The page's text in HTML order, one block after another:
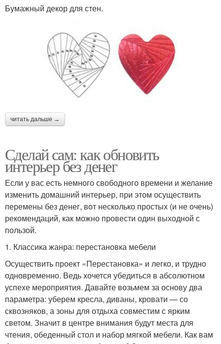
Бумажный декор для стен.
читать дальше →
Сделай сам: как обновить
интерьер без денег
Если у вас есть немного свободного времени и желание
изменить домашний интерьер, при этом осуществить
перемены без денег, вот несколько простых (и не очень)
рекомендаций, как можно провести один выходной с
пользой.
1. Классика жанра: перестановка мебели
Осуществить проект «Перестановка» и легко, и трудно
одновременно. Ведь хочется убедиться в абсолютном
успехе мероприятия. Давайте возьмем за основу два
параметра: уберем кресла, диваны, кровати — со
сквозняков, а зоны для отдыха совместим с ярким
светом. Значит в центре внимания будут места для
чтения, обеденный стол и набор мягкой мебели. Как вам